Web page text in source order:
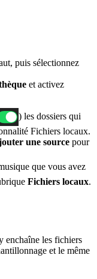
puis sélectionnez
et activez
) les dossiers qui
Fichiers locaux.
une source pour
que vous avez
Fichiers locaux.
enchaîne les fichiers
et le même